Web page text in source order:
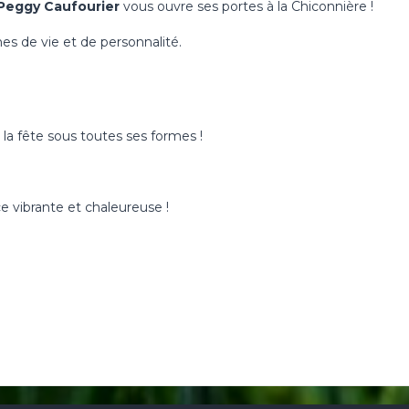
Caufourier vous ouvre ses portes à la Chiconnière !
de vie et de personnalité.
fête sous toutes ses formes !
vibrante et chaleureuse !